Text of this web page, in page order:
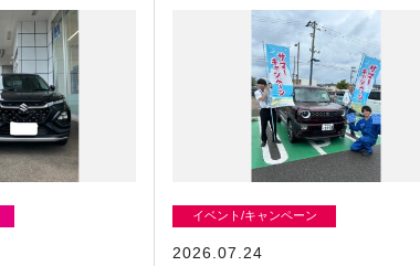
イベント/キャンペーン
2026.07.24